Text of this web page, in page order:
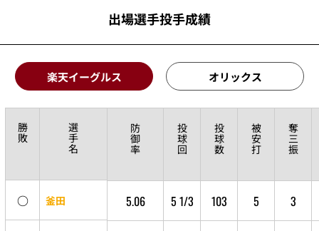
出場選手投手成績
楽天イーグルス オリックス
勝
敗
選
手
名
防
御
率
投
球
回
投
球
数
被
安
打
奪
三
振
○ 釜田 5.06 5 1/3 103 5 3